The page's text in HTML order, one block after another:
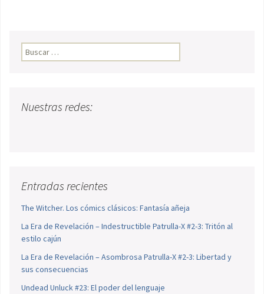
Buscar:
Nuestras redes:
Entradas recientes
The Witcher. Los cómics clásicos: Fantasía añeja
La Era de Revelación – Indestructible Patrulla-X #2-3: Tritón al
estilo cajún
La Era de Revelación – Asombrosa Patrulla-X #2-3: Libertad y
sus consecuencias
Undead Unluck #23: El poder del lenguaje